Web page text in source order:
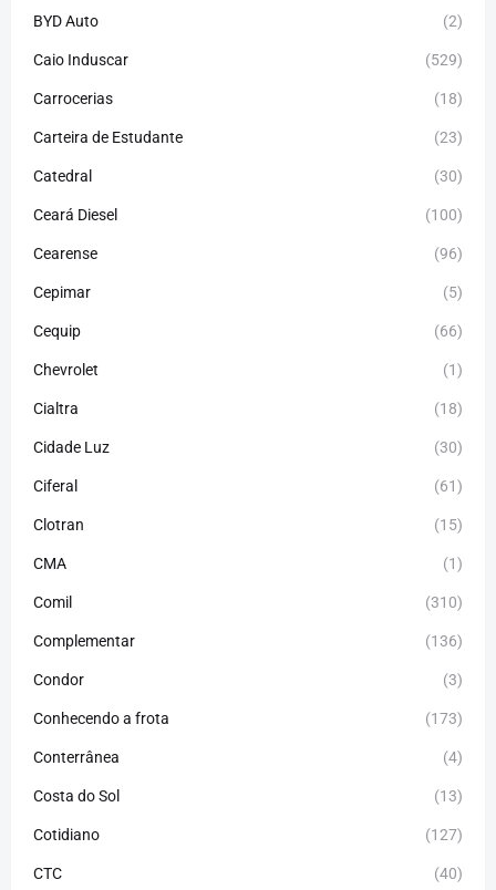
BYD Auto (2)
Caio Induscar (529)
Carrocerias (18)
Carteira de Estudante (23)
Catedral (30)
Ceará Diesel (100)
Cearense (96)
Cepimar (5)
Cequip (66)
Chevrolet (1)
Cialtra (18)
Cidade Luz (30)
Ciferal (61)
Clotran (15)
CMA (1)
Comil (310)
Complementar (136)
Condor (3)
Conhecendo a frota (173)
Conterrânea (4)
Costa do Sol (13)
Cotidiano (127)
CTC (40)